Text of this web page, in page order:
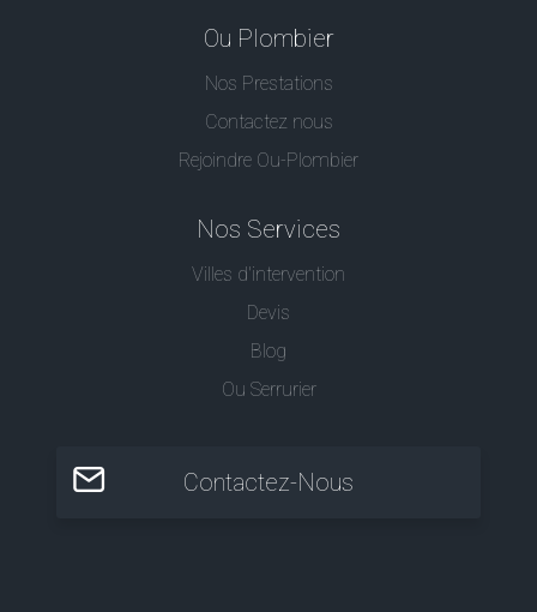
Ou Plombier
Nos Prestations
Contactez nous
Rejoindre Ou-Plombier
Nos Services
Villes d'intervention
Devis
Blog
Ou Serrurier
Contactez-Nous